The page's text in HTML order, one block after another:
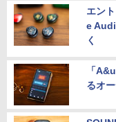
エン
e
く
「
るオ